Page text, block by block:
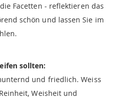
Facetten - reflektieren das
schön und lassen Sie im
sollten:
und friedlich. Weiss
Weisheit und